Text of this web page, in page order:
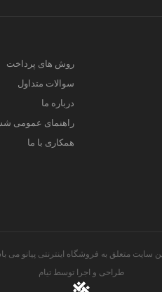
روش های پرداخت
سوالات متداول
درباره ما
راهنمای عمومی
همکاری با ما
سایت متعلق به فروشگاه اینترنتی پیانو می باشد.
طراحی و اجرا توسطتیام